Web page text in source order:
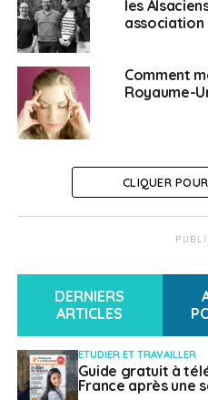
du Royaume-Uni
de pouvoir justifier
pour les pays « rouges
En outre, les voyageurs
du Royaume-Uni devront
passager », permettant
l’adresse de leur séjour en
Ils devront, à leur arrivée en
cette quarantaine sera
l’ordre.
ROYAUME-UNI
A SUIVRE
les
association
Comment
Royaume-
CLIQUER
DERNIERS
ARTICLES
ETUDIER ET TRAVAILLER
Guide gratuit à
France après une